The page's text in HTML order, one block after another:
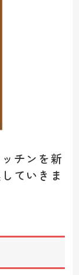
チンを新
ていきま